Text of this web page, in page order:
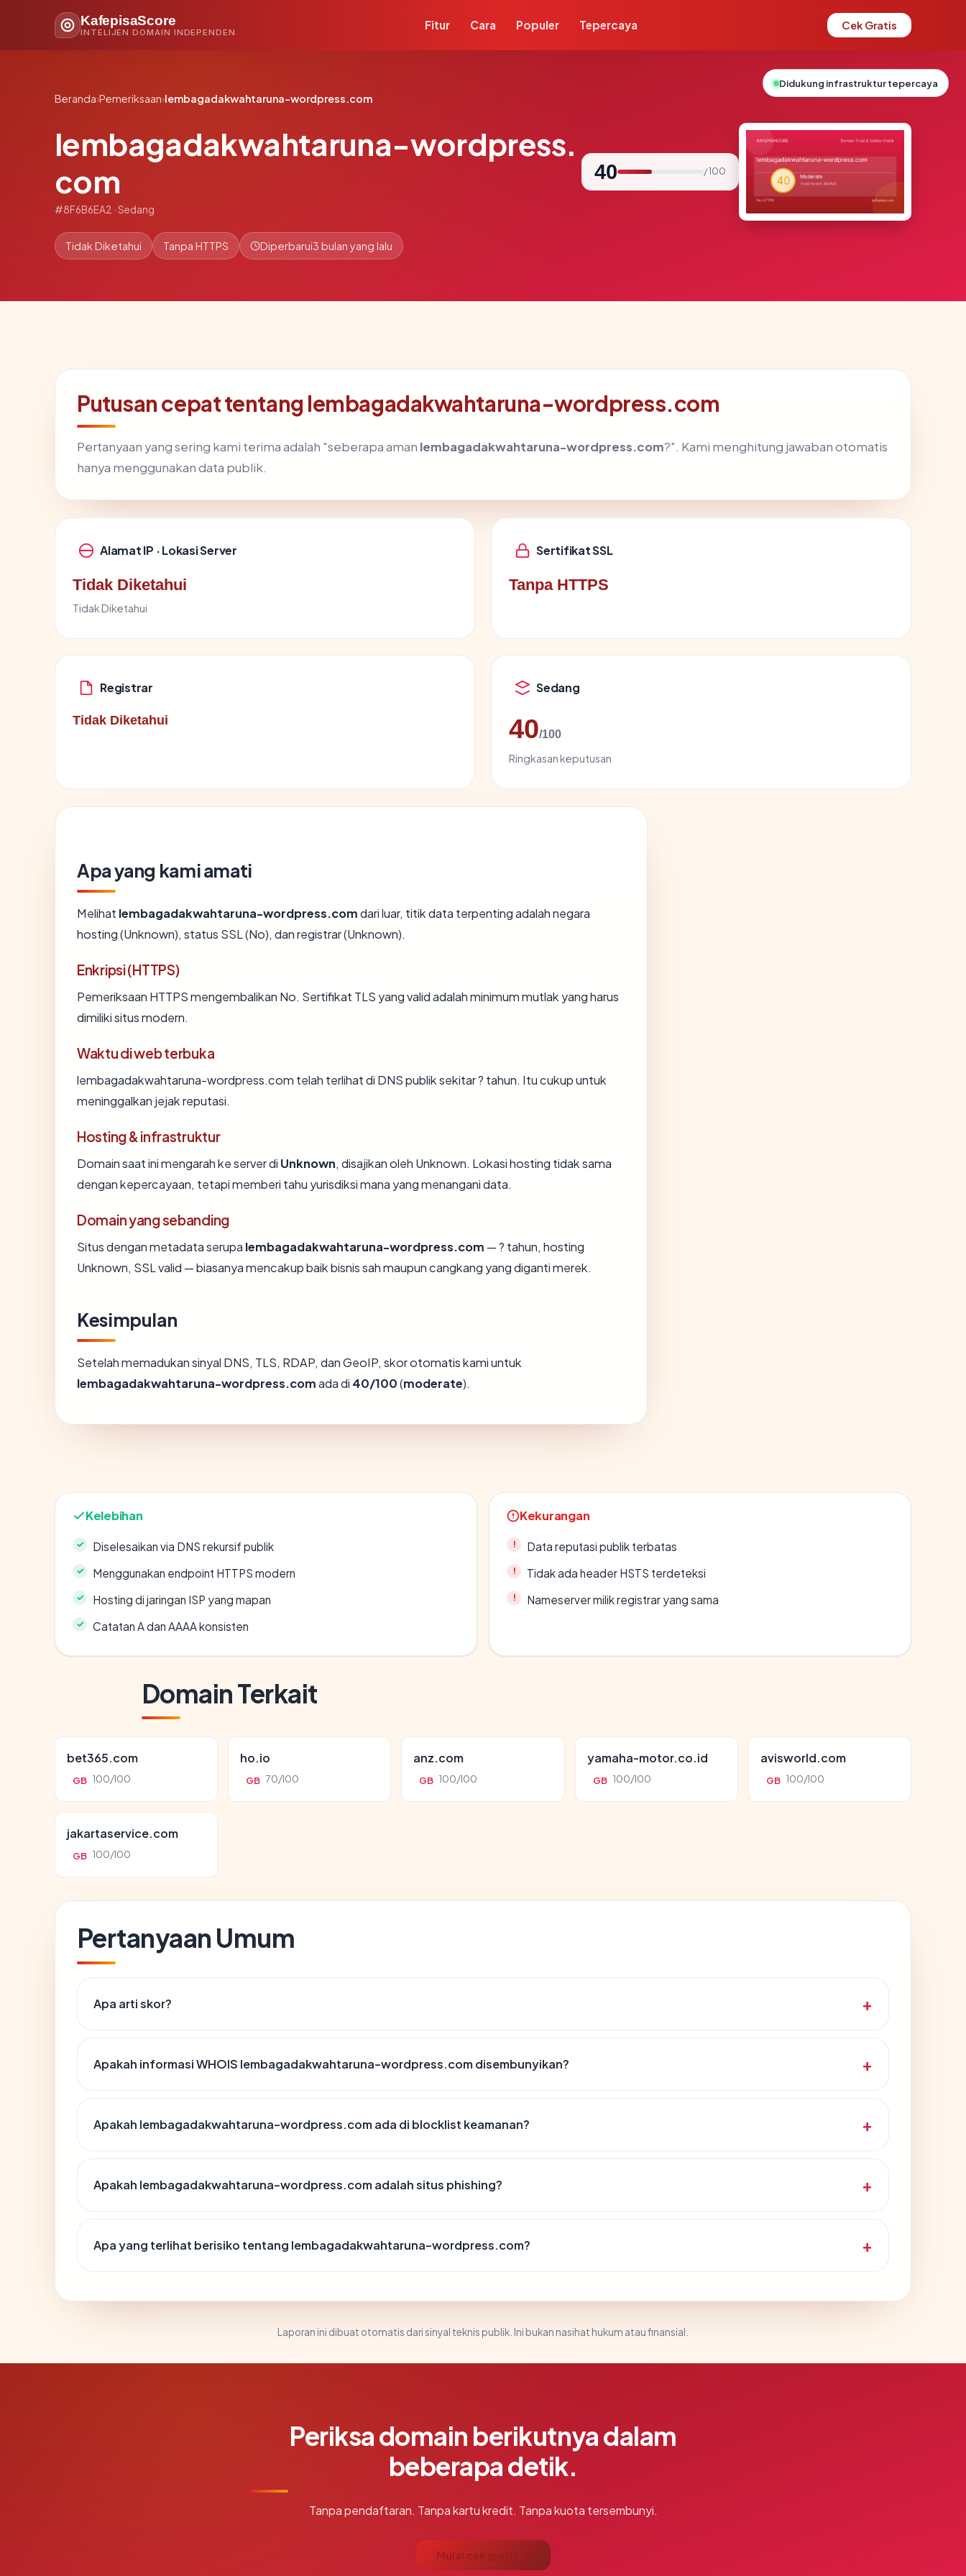
KafepisaScore
INTELIJEN DOMAIN INDEPENDEN
Fitur Cara Populer Tepercaya Cek Gratis
Beranda›Pemeriksaan›lembagadakwahtaruna-wordpress.com
lembagadakwahtaruna-wordpress.
com
#8F6B6EA2 · Sedang
40 / 100
Tidak Diketahui Tanpa HTTPS Diperbarui3 bulan yang lalu
Putusan cepat tentang lembagadakwahtaruna-wordpress.com
Pertanyaan yang sering kami terima adalah "seberapa aman lembagadakwahtaruna-wordpress.com?". Kami menghitung jawaban otomatis
hanya menggunakan data publik.
Alamat IP · Lokasi Server
Tidak Diketahui
Tidak Diketahui
Sertifikat SSL
Tanpa HTTPS
Registrar
Tidak Diketahui
Sedang
40/100
Ringkasan keputusan
Apa yang kami amati
Melihat lembagadakwahtaruna-wordpress.comdari luar, titik data terpenting adalah negara
hosting (Unknown), status SSL (No), dan registrar (Unknown).
Enkripsi (HTTPS)
Pemeriksaan HTTPS mengembalikan No. Sertifikat TLS yang valid adalah minimum mutlak yang harus
dimiliki situs modern.
Waktu di web terbuka
lembagadakwahtaruna-wordpress.com telah terlihat di DNS publik sekitar ? tahun. Itu cukup untuk
meninggalkan jejak reputasi.
Hosting & infrastruktur
Domain saat ini mengarah ke server di Unknown, disajikan oleh Unknown. Lokasi hosting tidak sama
dengan kepercayaan, tetapi memberi tahu yurisdiksi mana yang menangani data.
Domain yang sebanding
Situs dengan metadata serupa lembagadakwahtaruna-wordpress.com — ? tahun, hosting
Unknown, SSL valid — biasanya mencakup baik bisnis sah maupun cangkang yang diganti merek.
Kesimpulan
Setelah memadukan sinyal DNS, TLS, RDAP, dan GeoIP, skor otomatis kami untuk
lembagadakwahtaruna-wordpress.comada di 40/100(moderate).
Kelebihan
Diselesaikan via DNS rekursif publik
Menggunakan endpoint HTTPS modern
Hosting di jaringan ISP yang mapan
Catatan A dan AAAA konsisten
Kekurangan
Data reputasi publik terbatas
Tidak ada header HSTS terdeteksi
Nameserver milik registrar yang sama
Domain Terkait
bet365.com
GB 100/100
ho.io
GB 70/100
anz.com
GB 100/100
yamaha-motor.co.id
GB 100/100
avisworld.com
GB 100/100
jakartaservice.com
GB 100/100
Pertanyaan Umum
Apa arti skor?
Apakah informasi WHOIS lembagadakwahtaruna-wordpress.com disembunyikan?
Apakah lembagadakwahtaruna-wordpress.com ada di blocklist keamanan?
Apakah lembagadakwahtaruna-wordpress.com adalah situs phishing?
Apa yang terlihat berisiko tentang lembagadakwahtaruna-wordpress.com?
Laporan ini dibuat otomatis dari sinyal teknis publik. Ini bukan nasihat hukum atau finansial.
Periksa domain berikutnya dalam
beberapa detik.
Tanpa pendaftaran. Tanpa kartu kredit. Tanpa kuota tersembunyi.
Mulai cek gratis →
Didukung infrastruktur tepercaya